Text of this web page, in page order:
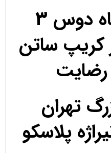
فروشی فروشگاه دوس 3
کریپ ساتن
رضایت
تهران
پلاسکو